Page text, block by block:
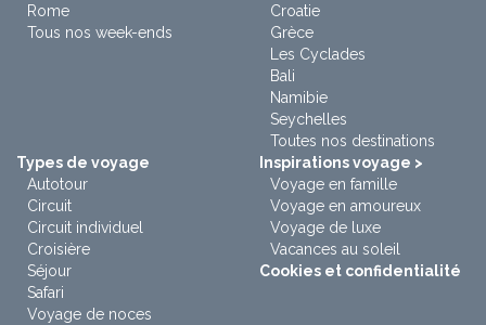
Rome
Tous nos week-ends
Croatie
Grèce
Les Cyclades
Bali
Namibie
Seychelles
Toutes nos destinations
Types de voyage
Autotour
Circuit
Circuit individuel
Croisière
Séjour
Safari
Voyage de noces
Inspirations voyage >
Voyage en famille
Voyage en amoureux
Voyage de luxe
Vacances au soleil
Cookies et confidentialité